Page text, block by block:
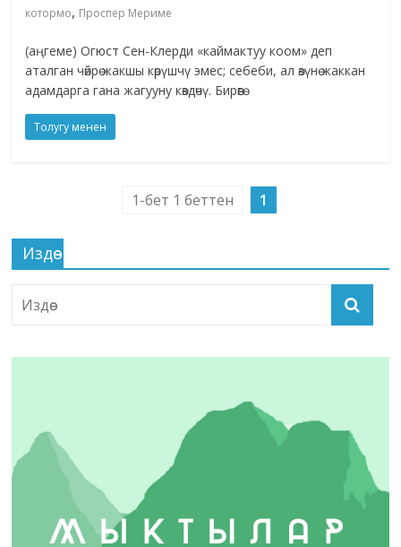
котормо, Проспер Мериме
(аңгеме) Огюст Сен-Клерди «каймактуу коом» деп
аталган чөйрө жакшы көрүшчү эмес; себеби, ал өзүнө жаккан
адамдарга гана жагууну көздөчү. Бирөөгө
Толугу менен
1-бет 1 беттен 1
Издөө